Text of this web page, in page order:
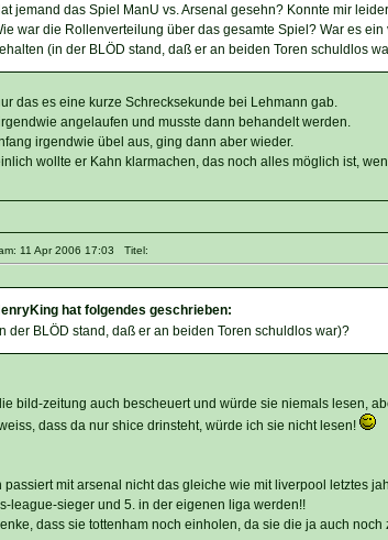
jemand das Spiel ManU vs. Arsenal gesehn? Konnte mir
war die Rollenverteilung über das gesamte Spiel? War es
(in der BLÖD stand, daß er an beiden Toren schuldlos
das es eine kurze Schrecksekunde bei Lehmann gab.
angelaufen und musste dann behandelt werden.
irgendwie übel aus, ging dann aber wieder.
wollte er Kahn klarmachen, das noch alles möglich ist,
11 Apr 2006 17:03 Titel:
hat folgendes geschrieben:
der BLÖD stand, daß er an beiden Toren schuldlos war)?
bild-zeitung auch bescheuert und würde sie niemals lesen,
dass da nur shice drinsteht, würde ich sie nicht lesen!
passiert mit arsenal nicht das gleiche wie mit liverpool letztes
league-sieger und 5. in der eigenen liga werden!!
dass sie tottenham noch einholen, da sie die ja auch noch